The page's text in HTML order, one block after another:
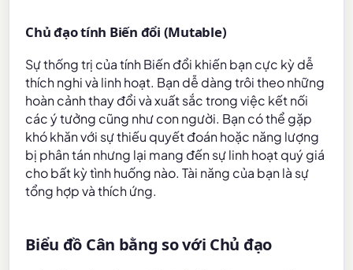
Chủ đạo tính Biến đổi (Mutable)
Sự thống trị của tính Biến đổi khiến bạn cực kỳ dễ
thích nghi và linh hoạt. Bạn dễ dàng trôi theo những
hoàn cảnh thay đổi và xuất sắc trong việc kết nối
các ý tưởng cũng như con người. Bạn có thể gặp
khó khăn với sự thiếu quyết đoán hoặc năng lượng
bị phân tán nhưng lại mang đến sự linh hoạt quý giá
cho bất kỳ tình huống nào. Tài năng của bạn là sự
tổng hợp và thích ứng.
Biểu đồ Cân bằng so với Chủ đạo